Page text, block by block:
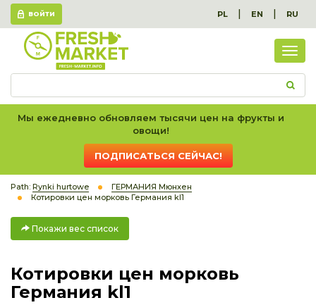
ВОЙТИ PL | EN | RU
вес
Мы ежедневно обновляем тысячи цен на фрукты и
овощи!
ПОДПИСАТЬСЯ СЕЙЧАС!
Path: Rynki hurtowe
ГЕРМАНИЯ Мюнхен
Котировки цен морковь Германия kl1
Покажи вес список
Котировки цен морковь
Германия kl1